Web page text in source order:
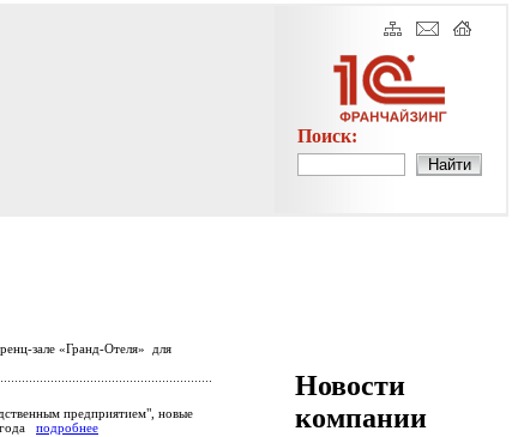
Поиск:
зале «Гранд-Отеля» для
предприятием", новые
подробнее
Новости
компании